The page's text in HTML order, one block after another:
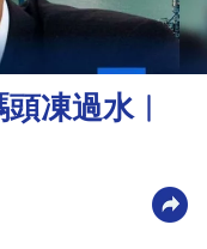
凍過水︳